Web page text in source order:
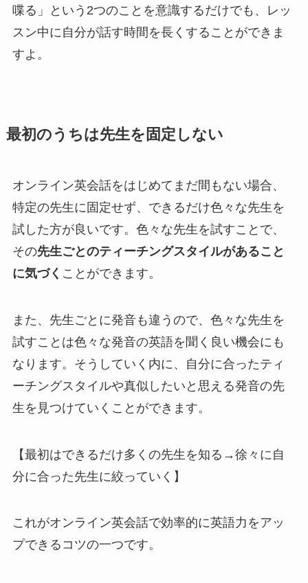
喋る」という2つのことを意識するだけでも、レッ
スン中に自分が話す時間を長くすることができま
すよ。
最初のうちは先生を固定しない
オンライン英会話をはじめてまだ間もない場合、
特定の先生に固定せず、できるだけ色々な先生を
試した方が良いです。色々な先生を試すことで、
その先生ごとのティーチングスタイルがあること
に気づく ことができます。
また、先生ごとに発音も違うので、色々な先生を
試すことは色々な発音の英語を聞く良い機会にも
なります。そうしていく内に、自分に合ったティ
ーチングスタイルや真似したいと思える発音の先
生を見つけていくことができます。
【最初はできるだけ多くの先生を知る→徐々に自
分に合った先生に絞っていく】
これがオンライン英会話で効率的に英語力をアッ
プできるコツの一つです。